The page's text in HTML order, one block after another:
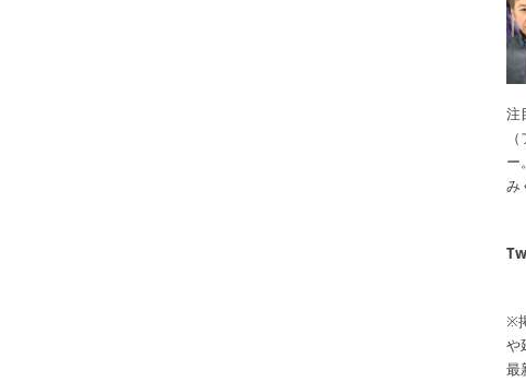
注
ー
み
※
や
最